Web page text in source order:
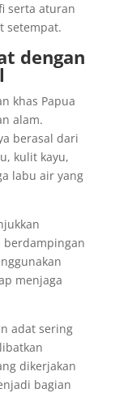
serta aturan
setempat.
dengan
khas Papua
alam.
berasal dari
kulit kayu,
labu air yang
berdampingan
menjaga
adat sering
dikerjakan
bagian